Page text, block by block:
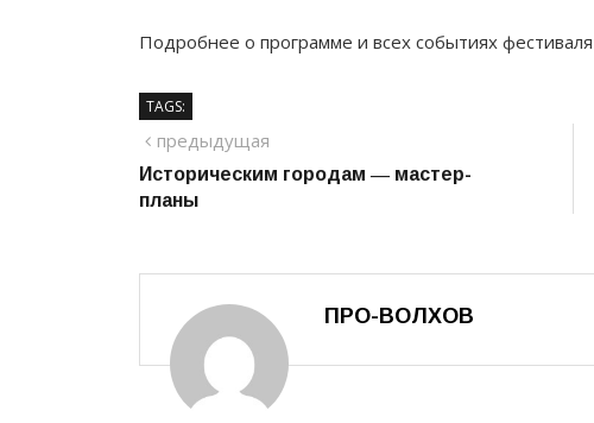
Подробнее о программе и всех событиях
TAGS:
Навигация
по
предыдущая
Историческим городам ― мастер-
планы
ПРО-ВОЛХОВ